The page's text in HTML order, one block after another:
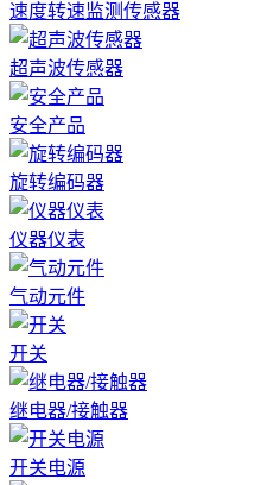
速度转速监测传感器
超声波传感器
安全产品
旋转编码器
仪器仪表
气动元件
开关
继电器/接触器
开关电源